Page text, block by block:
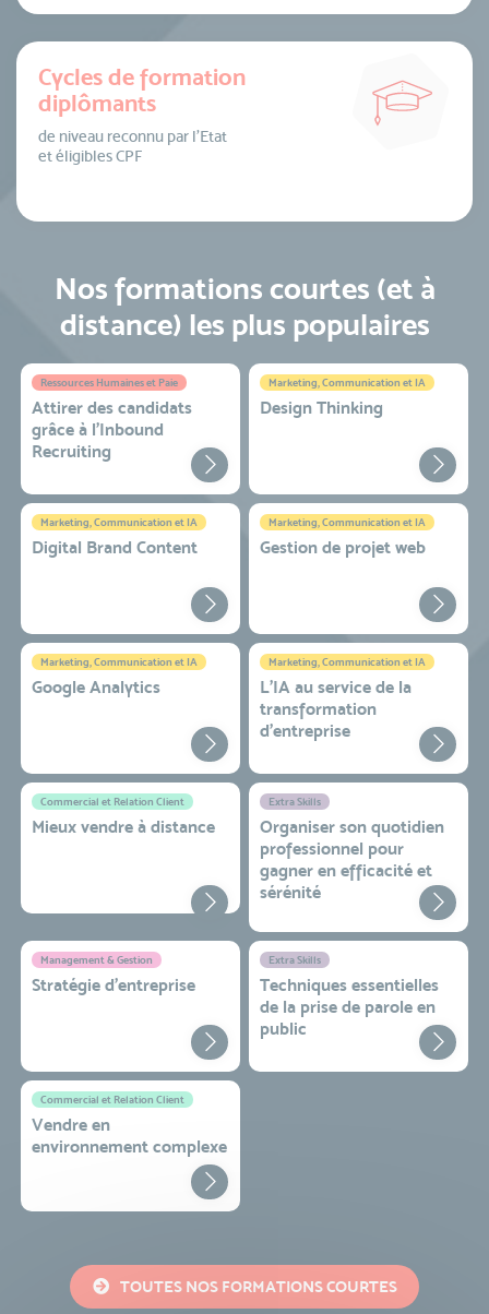
Cycles de formation
diplômants
de niveau reconnu par l’Etat
et éligibles CPF
Nos formations courtes (et à
distance) les plus populaires
Ressources Humaines et Paie
Attirer des candidats
grâce à l’Inbound
Recruiting
Marketing, Communication et IA
Design Thinking
Marketing, Communication et IA
Digital Brand Content
Marketing, Communication et IA
Gestion de projet web
Marketing, Communication et IA
Google Analytics
Marketing, Communication et IA
L'IA au service de la
transformation
d'entreprise
Commercial et Relation Client
Mieux vendre à distance
Extra Skills
Organiser son quotidien
professionnel pour
gagner en efficacité et
sérénité
Management & Gestion
Stratégie d’entreprise
Extra Skills
Techniques essentielles
de la prise de parole en
public
Commercial et Relation Client
Vendre en
environnement complexe
TOUTES NOS FORMATIONS COURTES